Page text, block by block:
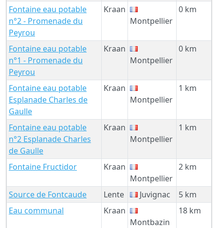
Fontaine eau potable
n°2 - Promenade du
Peyrou
Kraan
Montpellier
0 km
Fontaine eau potable
n°1 - Promenade du
Peyrou
Kraan
Montpellier
0 km
Fontaine eau potable
Esplanade Charles de
Gaulle
Kraan
Montpellier
1 km
Fontaine eau potable
n°2 Esplanade Charles
de Gaulle
Kraan
Montpellier
1 km
Fontaine Fructidor
Kraan
Montpellier
2 km
Source de Fontcaude Lente Juvignac
5 km
Eau communal
Kraan
Montbazin
18 km